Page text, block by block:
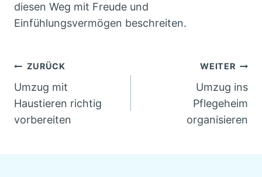
diesen Weg mit Freude und
Einfühlungsvermögen beschreiten.
Beitragsnavigation
ZURÜCK
Umzug mit
Haustieren richtig
vorbereiten
WEITER
Umzug ins
Pflegeheim
organisieren